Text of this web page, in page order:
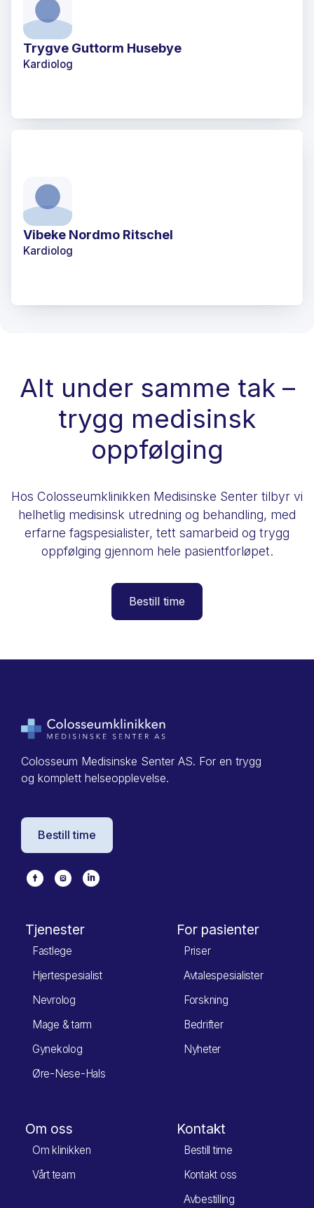
Trygve Guttorm Husebye
Kardiolog
Vibeke Nordmo Ritschel
Kardiolog
Alt under samme tak –
trygg medisinsk
oppfølging
Hos Colosseumklinikken Medisinske Senter tilbyr vi
helhetlig medisinsk utredning og behandling, med
erfarne fagspesialister, tett samarbeid og trygg
oppfølging gjennom hele pasientforløpet.
Bestill time
Colosseum Medisinske Senter AS. For en trygg
og komplett helseopplevelse.
Bestill time
Tjenester
Fastlege
Hjertespesialist
Nevrolog
Mage & tarm
Gynekolog
Øre-Nese-Hals
For pasienter
Priser
Avtalespesialister
Forskning
Bedrifter
Nyheter
Om oss
Om klinikken
Vårt team
Kontakt
Bestill time
Kontakt oss
Avbestilling